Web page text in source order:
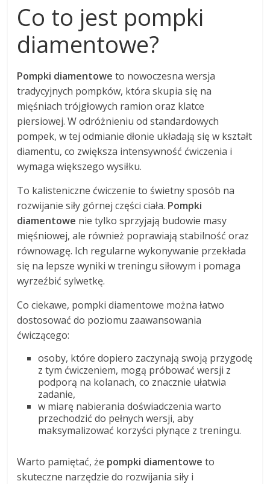
Co to jest pompki
diamentowe?
Pompki diamentowe to nowoczesna wersja
tradycyjnych pompków, która skupia się na
mięśniach trójgłowych ramion oraz klatce
piersiowej. W odróżnieniu od standardowych
pompek, w tej odmianie dłonie układają się w kształt
diamentu, co zwiększa intensywność ćwiczenia i
wymaga większego wysiłku.
To kalisteniczne ćwiczenie to świetny sposób na
rozwijanie siły górnej części ciała. Pompki
diamentowe nie tylko sprzyjają budowie masy
mięśniowej, ale również poprawiają stabilność oraz
równowagę. Ich regularne wykonywanie przekłada
się na lepsze wyniki w treningu siłowym i pomaga
wyrzeźbić sylwetkę.
Co ciekawe, pompki diamentowe można łatwo
dostosować do poziomu zaawansowania
ćwiczącego:
osoby, które dopiero zaczynają swoją przygodę
z tym ćwiczeniem, mogą próbować wersji z
podporą na kolanach, co znacznie ułatwia
zadanie,
w miarę nabierania doświadczenia warto
przechodzić do pełnych wersji, aby
maksymalizować korzyści płynące z treningu.
Warto pamiętać, że pompki diamentowe to
skuteczne narzędzie do rozwijania siły i